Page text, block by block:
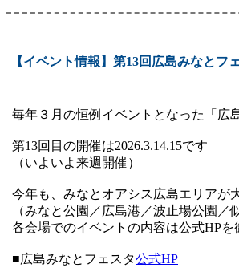
【イベント情報】第13回広島みなとフ
毎年３月の恒例イベントとなった「広
第13回目の開催は2026.3.14.15です
（いよいよ来週開催）
今年も、みなとオアシス広島エリアが
（みなと公園／広島港／波止場公園／
各会場でのイベントの内容は公式HPを
■広島みなとフェスタ公式HP